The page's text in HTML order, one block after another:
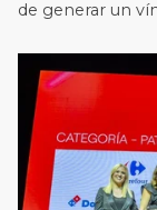
de generar un